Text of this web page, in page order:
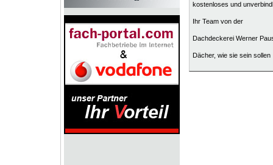
kostenloses und
Ihr Team von der
Dachdeckerei Werner
Dächer, wie sie sein sollen